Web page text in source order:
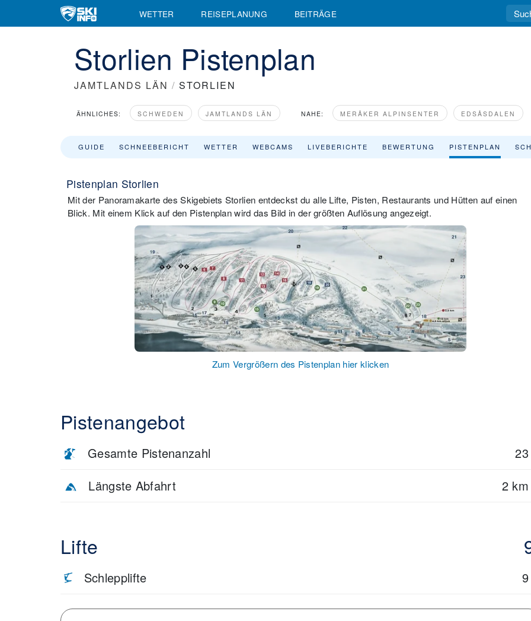
WETTER REISEPLANUNG BEITRÄGE
Storlien Pistenplan
JAMTLANDS LÄN / STORLIEN
ÄHNLICHES: SCHWEDEN JAMTLANDS LÄN NAHE: MERÅKER ALPINSENTER EDSÅSDALEN
GUIDE SCHNEEBERICHT WETTER WEBCAMS LIVEBERICHTE BEWERTUNG PISTENPLAN
Pistenplan Storlien
Mit der Panoramakarte des Skigebiets Storlien entdeckst du alle Lifte, Pisten, Restaurants und Hütten auf einen
Blick. Mit einem Klick auf den Pistenplan wird das Bild in der größten Auflösung angezeigt.
Zum Vergrößern des Pistenplan hier klicken
Pistenangebot
Gesamte Pistenanzahl
23
Längste Abfahrt
2 km
Lifte
Schlepplifte 9